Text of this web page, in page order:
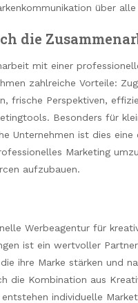
über
die
mit einer
zahlreiche Vorteile:
frische Perspektiven,
Besonders für
Unternehmen ist dies eine
Marketing
aufzubauen.
Werbeagentur für
ist ein wertvoller
ihre Marke stärken und
die Kombination aus
individuelle